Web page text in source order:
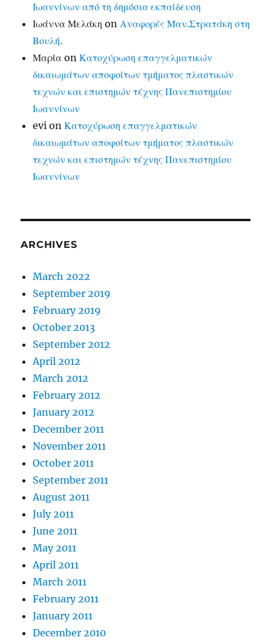
Ιωαννίνων από τη δημόσια εκπαίδευση
Ιωάννα Μελάκη onΑναφορές Μαν.Στρατάκη στη
Βουλή.
Μαρία onΚατοχύρωση επαγγελματικών
δικαιωμάτων αποφοίτων τμήματος πλαστικών
τεχνών και επιστημών τέχνης Πανεπιστημίου
Ιωαννίνων
evi onΚατοχύρωση επαγγελματικών
δικαιωμάτων αποφοίτων τμήματος πλαστικών
τεχνών και επιστημών τέχνης Πανεπιστημίου
Ιωαννίνων
ARCHIVES
March 2022
September 2019
February 2019
October 2013
September 2012
April 2012
March 2012
February 2012
January 2012
December 2011
November 2011
October 2011
September 2011
August 2011
July 2011
June 2011
May 2011
April 2011
March 2011
February 2011
January 2011
December 2010